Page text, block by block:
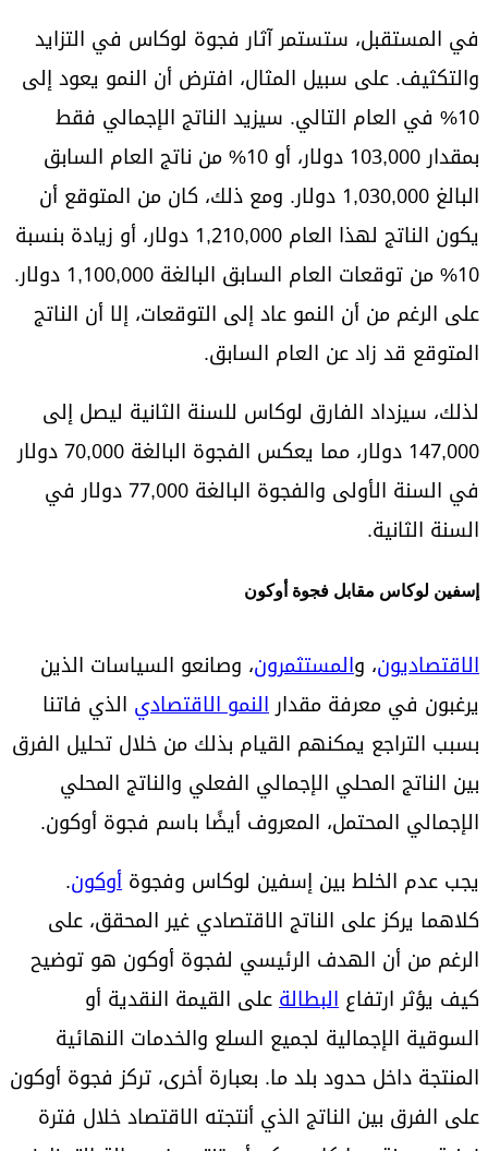
في المستقبل، ستستمر آثار فجوة لوكاس في التزايد
والتكثيف. على سبيل المثال، افترض أن النمو يعود إلى
10% في العام التالي. سيزيد الناتج الإجمالي فقط
بمقدار 103,000 دولار، أو 10% من ناتج العام السابق
البالغ 1,030,000 دولار. ومع ذلك، كان من المتوقع أن
يكون الناتج لهذا العام 1,210,000 دولار، أو زيادة بنسبة
10% من توقعات العام السابق البالغة 1,100,000 دولار.
على الرغم من أن النمو عاد إلى التوقعات، إلا أن الناتج
المتوقع قد زاد عن العام السابق.
لذلك، سيزداد الفارق لوكاس للسنة الثانية ليصل إلى
147,000 دولار، مما يعكس الفجوة البالغة 70,000 دولار
في السنة الأولى والفجوة البالغة 77,000 دولار في
السنة الثانية.
إسفين لوكاس مقابل فجوة أوكون
الاقتصاديون، والمستثمرون، وصانعو السياسات الذين
يرغبون في معرفة مقدارالنمو الاقتصادي الذي فاتنا
بسبب التراجع يمكنهم القيام بذلك من خلال تحليل الفرق
بين الناتج المحلي الإجمالي الفعلي والناتج المحلي
الإجمالي المحتمل، المعروف أيضًا باسم فجوة أوكون.
يجب عدم الخلط بين إسفين لوكاس وفجوة أوكون.
كلاهما يركز على الناتج الاقتصادي غير المحقق، على
الرغم من أن الهدف الرئيسي لفجوة أوكون هو توضيح
كيف يؤثر ارتفاع البطالةعلى القيمة النقدية أو
السوقية الإجمالية لجميع السلع والخدمات النهائية
المنتجة داخل حدود بلد ما. بعبارة أخرى، تركز فجوة أوكون
على الفرق بين الناتج الذي أنتجته الاقتصاد خلال فترة